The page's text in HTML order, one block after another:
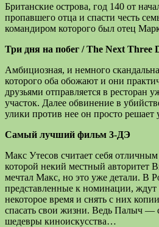
Британские острова, год 140 от
пропавшего отца и спасти честь
командиром которого был отец
Три дня на побег / The Next Three
Амбициозная, и немного
которого оба обожают и они
друзьями отправляется в
участок. Далее обвинение в
улики против нее он просто
Самый лучший фильм 3-ДЭ
Макс Утесов считает себя
которой некий местный авторитет
мечтал Макс, но это уже детали. В
представленные к номинации,
некоторое время и снять с них
спасать свои жизни. Ведь Палыч —
шедевры киноискусства…